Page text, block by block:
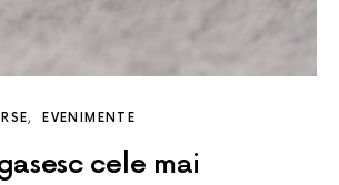
EVENIMENTE
cele mai